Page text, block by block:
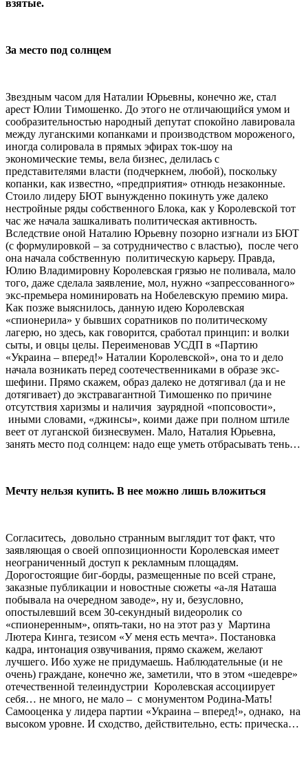
взятые.
За место под солнцем
Звездным часом для Наталии Юрьевны, конечно же, стал
арест Юлии Тимошенко. До этого не отличающийся умом и
сообразительностью народный депутат спокойно лавировала
между луганскими копанками и производством мороженого,
иногда солировала в прямых эфирах ток-шоу на
экономические темы, вела бизнес, делилась с
представителями власти (подчеркнем, любой), поскольку
копанки, как известно, «предприятия» отнюдь незаконные.
Стоило лидеру БЮТ вынужденно покинуть уже далеко
нестройные ряды собственного Блока, как у Королевской тот
час же начала зашкаливать политическая активность.
Вследствие оной Наталию Юрьевну позорно изгнали из БЮТ
(с формулировкой – за сотрудничество с властью), после чего
она начала собственную политическую карьеру. Правда,
Юлию Владимировну Королевская грязью не поливала, мало
того, даже сделала заявление, мол, нужно «запрессованного»
экс-премьера номинировать на Нобелевскую премию мира.
Как позже выяснилось, данную идею Королевская
«спионерила» у бывших соратников по политическому
лагерю, но здесь, как говорится, сработал принцип: и волки
сыты, и овцы целы. Переименовав УСДП в «Партию
«Украина – вперед!» Наталии Королевской», она то и дело
начала возникать перед соотечественниками в образе экс-
шефини. Прямо скажем, образ далеко не дотягивал (да и не
дотягивает) до экстравагантной Тимошенко по причине
отсутствия харизмы и наличия заурядной «попсовости»,
иными словами, «джинсы», коими даже при полном штиле
веет от луганской бизнесвумен. Мало, Наталия Юрьевна,
занять место под солнцем: надо еще уметь отбрасывать тень…
Мечту нельзя купить. В нее можно лишь вложиться
Согласитесь, довольно странным выглядит тот факт, что
заявляющая о своей оппозиционности Королевская имеет
неограниченный доступ к рекламным площадям.
Дорогостоящие биг-борды, размещенные по всей стране,
заказные публикации и новостные сюжеты «а-ля Наташа
побывала на очередном заводе», ну и, безусловно,
опостылевший всем 30-секундный видеоролик со
«спионеренным», опять-таки, но на этот раз у Мартина
Лютера Кинга, тезисом «У меня есть мечта». Постановка
кадра, интонация озвучивания, прямо скажем, желают
лучшего. Ибо хуже не придумаешь. Наблюдательные (и не
очень) граждане, конечно же, заметили, что в этом «шедевре»
отечественной телеиндустрии Королевская ассоциирует
себя… не много, не мало – с монументом Родина-Мать!
Самооценка у лидера партии «Украина – вперед!», однако, на
высоком уровне. И сходство, действительно, есть: прическа…